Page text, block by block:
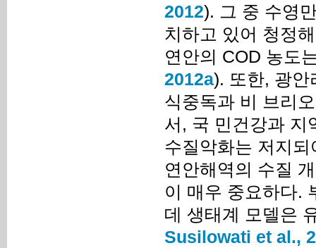
2012). 그 중 수영
치하고 있어 청정
연안의 COD 농도
2012a). 또한, 광안
식중독과 비 브리
서, 국 민건강과 지
수질악화는 저지되
연안해역의 수질
이 매우 중요하다.
데 생태계 모델은
Susilowati et al.,